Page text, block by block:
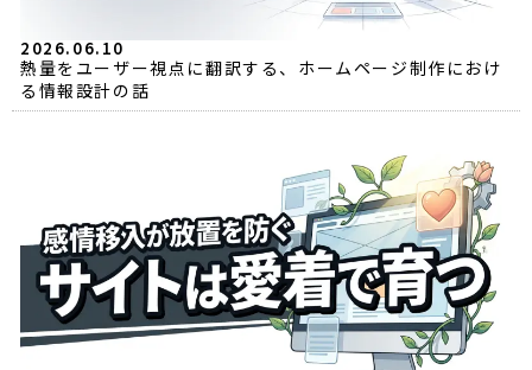
2026.06.10
熱量をユーザー視点に翻訳する、ホームページ制作におけ
る情報設計の話